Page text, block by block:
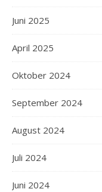
Juni 2025
April 2025
Oktober 2024
September 2024
August 2024
Juli 2024
Juni 2024